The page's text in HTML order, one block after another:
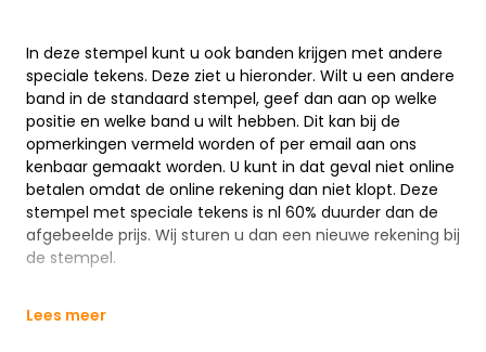
In deze stempel kunt u ook banden krijgen met andere
speciale tekens. Deze ziet u hieronder. Wilt u een andere
band in de standaard stempel, geef dan aan op welke
positie en welke band u wilt hebben. Dit kan bij de
opmerkingen vermeld worden of per email aan ons
kenbaar gemaakt worden. U kunt in dat geval niet online
betalen omdat de online rekening dan niet klopt. Deze
stempel met speciale tekens is nl 60% duurder dan de
afgebeelde prijs. Wij sturen u dan een nieuwe rekening bij
de stempel.
Lees meer